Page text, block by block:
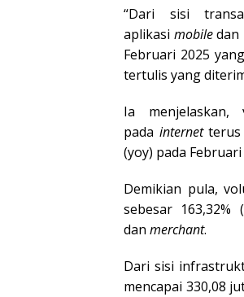
“Dari sisi
aplikasi mobiledan
Februari 2025
tertulis yang
Ia
pada internetterus
(yoy) pada Februari
Demikian pula,
sebesar
dan merchant.
Dari sisi
mencapai 330,08